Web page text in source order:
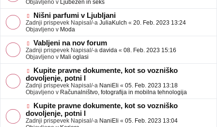
v
e
e
o
b
j
a
v
e
Objavljeno v Ljubezen in seks
N
o
v
e
o
b
j
a
v
e
Nišni parfumi v Ljubljani
Zadnji prispevek Napisal/-a JuliaKulch « 20. Feb. 2023 13:24
Objavljeno v Moda
N
o
v
e
o
b
j
a
v
e
Vabljeni na nov forum
Zadnji prispevek Napisal/-a davida « 08. Feb. 2023 15:16
Objavljeno v Mali oglasi
N
o
v
e
o
b
a
v
Kupite pravne dokumente, kot so vozniško
dovoljenje, potni l
Zadnji prispevek Napisal/-a NaniEli « 05. Feb. 2023 13:18
Objavljeno v Računalništvo, fotografija in mobilna tehnologija
N
o
v
e
Kupite pravne dokumente, kot so vozniško
dovoljenje, potni l
Zadnji prispevek Napisal/-a NaniEli « 05. Feb. 2023 13:04